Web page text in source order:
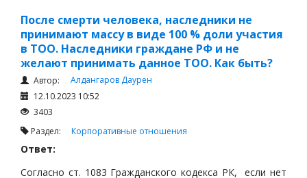
товарищества по своему выбору.
После смерти человека, наследники не
принимают массу в виде 100 % доли участия
в ТОО. Наследники граждане РФ и не
желают принимать данное ТОО. Как быть?
Автор:
Алдангаров Даурен
12.10.2023 10:52
3403
Раздел: Корпоративные отношения
Ответ:
Согласно ст. 1083 Гражданского кодекса РК, если нет